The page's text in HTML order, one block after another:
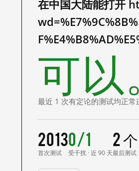
在中国大陆能打开
可以
最近 1 次有定论的测试均正常
2013
首次测试
0/1
受干扰 · 近 90 天
2
最后测试